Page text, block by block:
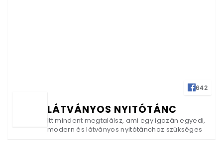
642
LÁTVÁNYOS NYITÓTÁNC
Itt mindent megtalálsz, ami egy igazán egyedi,
modern és látványos nyitótánchoz szükséges